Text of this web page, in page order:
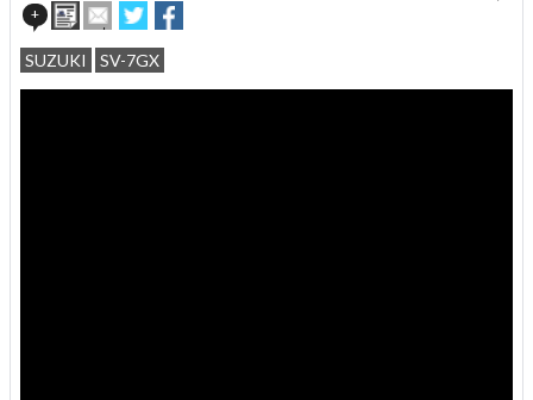
+
ImprimerEnvoyer
cet
article
à
un
Partager
sur
Twitter
sur
Facebook
SUZUKI SV-7GX